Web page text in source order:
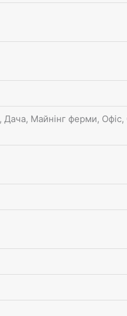
Дача, Майнінг ферми,